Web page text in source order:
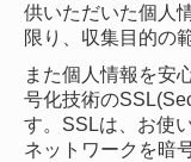
リンク集
供いただいた個人
限り、収集目的の
また個人情報を安
号化技術の
す。SSLは、お使
ネットワークを暗